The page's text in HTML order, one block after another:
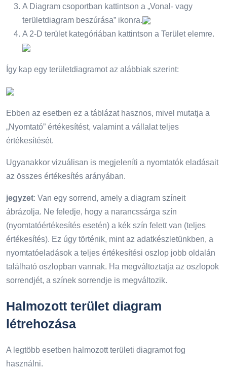
A Diagram csoportban kattintson a „Vonal- vagy
területdiagram beszúrása” ikonra.
A 2-D terület kategóriában kattintson a Terület elemre.
Így kap egy területdiagramot az alábbiak szerint:
Ebben az esetben ez a táblázat hasznos, mivel mutatja a
„Nyomtató” értékesítést, valamint a vállalat teljes
értékesítését.
Ugyanakkor vizuálisan is megjeleníti a nyomtatók eladásait
az összes értékesítés arányában.
jegyzet: Van egy sorrend, amely a diagram színeit
ábrázolja. Ne feledje, hogy a narancssárga szín
(nyomtatóértékesítés esetén) a kék szín felett van (teljes
értékesítés). Ez úgy történik, mint az adatkészletünkben, a
nyomtatóeladások a teljes értékesítési oszlop jobb oldalán
található oszlopban vannak. Ha megváltoztatja az oszlopok
sorrendjét, a színek sorrendje is megváltozik.
Halmozott terület diagram
létrehozása
A legtöbb esetben halmozott területi diagramot fog
használni.